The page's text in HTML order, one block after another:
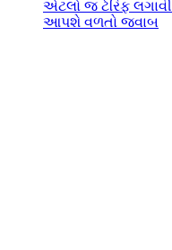
એટલો જ ટેરિફ લગાવી
આપશે વળતો જવાબ